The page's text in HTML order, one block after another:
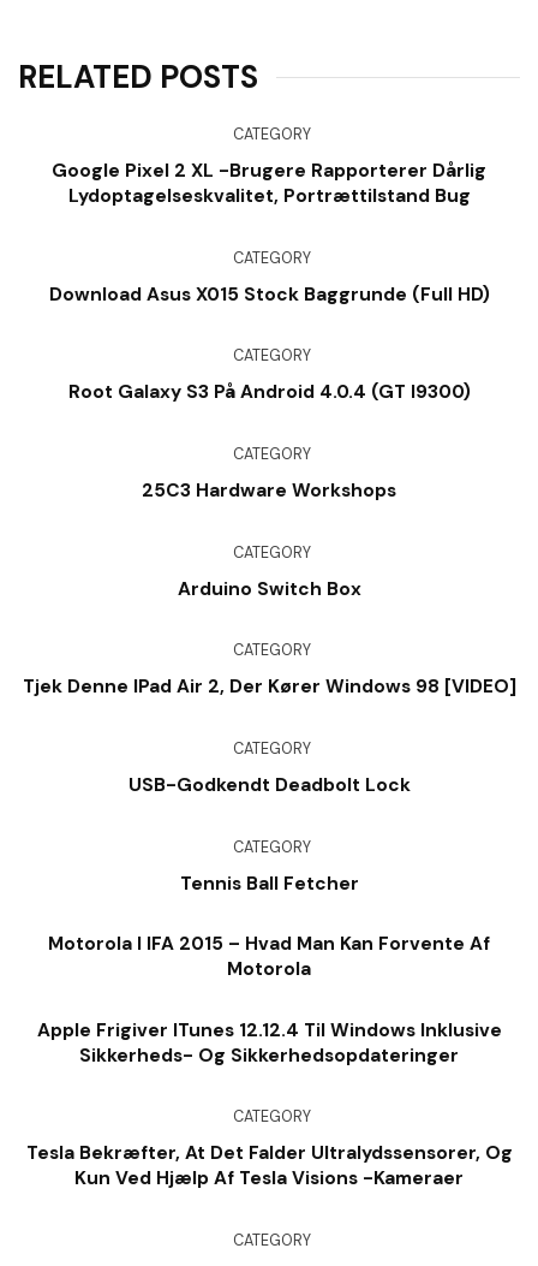
RELATED POSTS
CATEGORY
Google Pixel 2 XL -brugere Rapporterer Dårlig
Lydoptagelseskvalitet, Portrættilstand Bug
CATEGORY
Download Asus X015 Stock Baggrunde (Full HD)
CATEGORY
Root Galaxy S3 På Android 4.0.4 (GT I9300)
CATEGORY
25C3 Hardware Workshops
CATEGORY
Arduino Switch Box
CATEGORY
Tjek Denne IPad Air 2, Der Kører Windows 98 [VIDEO]
CATEGORY
USB-Godkendt Deadbolt Lock
CATEGORY
Tennis Ball Fetcher
Motorola I IFA 2015 – Hvad Man Kan Forvente Af
Motorola
Apple Frigiver ITunes 12.12.4 Til Windows Inklusive
Sikkerheds- Og Sikkerhedsopdateringer
CATEGORY
Tesla Bekræfter, At Det Falder Ultralydssensorer, Og
Kun Ved Hjælp Af Tesla Visions -kameraer
CATEGORY